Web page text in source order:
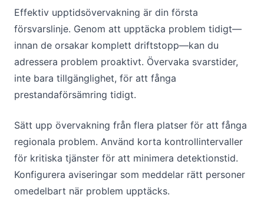
Effektiv upptidsövervakning är din första
försvarslinje. Genom att upptäcka problem tidigt—
innan de orsakar komplett driftstopp—kan du
adressera problem proaktivt. Övervaka svarstider,
inte bara tillgänglighet, för att fånga
prestandaförsämring tidigt.
Sätt upp övervakning från flera platser för att fånga
regionala problem. Använd korta kontrollintervaller
för kritiska tjänster för att minimera detektionstid.
Konfigurera aviseringar som meddelar rätt personer
omedelbart när problem upptäcks.